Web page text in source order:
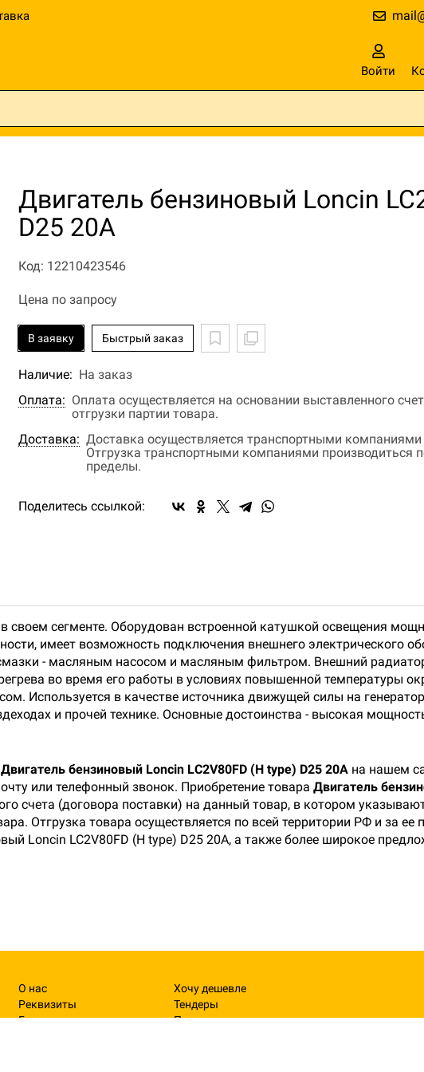
Войти
Двигатель бензиновый Loncin
D25 20А
Код: 12210423546
Цена по запросу
В заявку Быстрый заказ
Наличие: На заказ
Оплата: Оплата осуществляется на основании выставленного
отгрузки партии товара.
Доставка: Доставка осуществляется транспортными
Отгрузка транспортными компаниями производиться
пределы.
Поделитесь ссылкой:
своем сегменте. Оборудован встроенной катушкой освещения
имеет возможность подключения внешнего электрического
- масляным насосом и масляным фильтром. Внешний
во время его работы в условиях повышенной температуры
Используется в качестве источника движущей силы на
и прочей технике. Основные достоинства - высокая
Двигатель бензиновый Loncin LC2V80FD (H type) D25 20А на нашем
или телефонный звонок. Приобретение товара Двигатель
счета (договора поставки) на данный товар, в котором
Отгрузка товара осуществляется по всей территории РФ и за
Loncin LC2V80FD (H type) D25 20А, а также более широкое
О нас
Реквизиты
Гарантия
Хочу дешевле
Тендеры
Поставщикам